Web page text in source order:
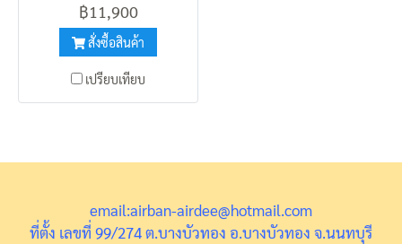
฿11,900
สั่งซื้อสินค้า
เปรียบเทียบ
email:airban-airdee@hotmail.com
ที่ตั้ง เลขที่ 99/274 ต.บางบัวทอง อ.บางบัวทอง จ.นนทบุรี